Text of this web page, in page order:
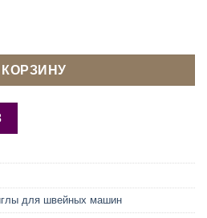
для швейной машины GROZ
КОРЗИНУ
для швейных машин